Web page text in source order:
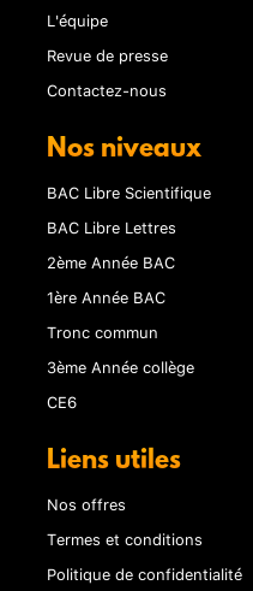
L'équipe
Revue de presse
Contactez-nous
Nos niveaux
BAC Libre Scientifique
BAC Libre Lettres
2ème Année BAC
1ère Année BAC
Tronc commun
3ème Année collège
CE6
Liens utiles
Nos offres
Termes et conditions
Politique de confidentialité